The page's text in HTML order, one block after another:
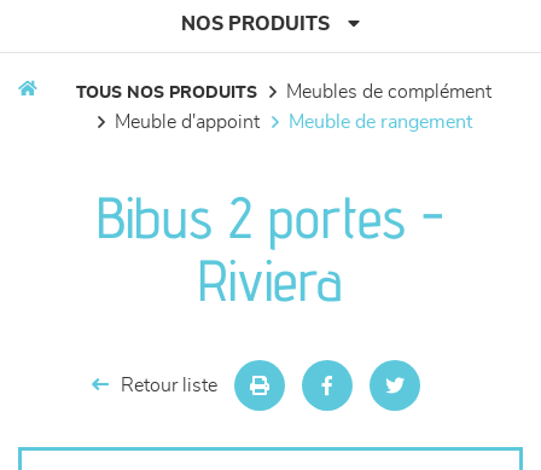
NOS PRODUITS
séjours
meubles de complément
TOUS NOS PRODUITS
meubles de complément
meuble d'appoint
meuble de rangement
Bibus 2 portes -
Riviera
Retour liste